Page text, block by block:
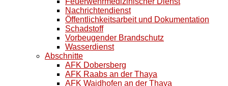
Nachrichtendienst
Öffentlichkeitsarbeit und Dokumentation
Schadstoff
Vorbeugender Brandschutz
Wasserdienst
Abschnitte
AFK Dobersberg
AFK Raabs an der Thaya
AFK Waidhofen an der Thaya